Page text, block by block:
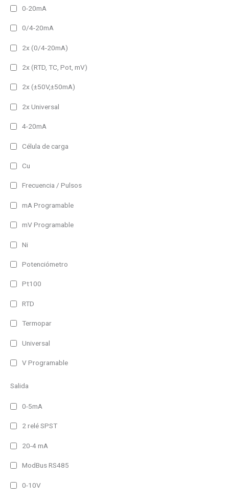
0-20mA
0/4-20mA
2x (0/4-20mA)
2x (RTD, TC, Pot, mV)
2x (±50V,±50mA)
2x Universal
4-20mA
Célula de carga
Cu
Frecuencia / Pulsos
mA Programable
mV Programable
Ni
Potenciómetro
Pt100
RTD
Termopar
Universal
V Programable
Salida
0-5mA
2 relé SPST
20-4 mA
ModBus RS485
0-10V